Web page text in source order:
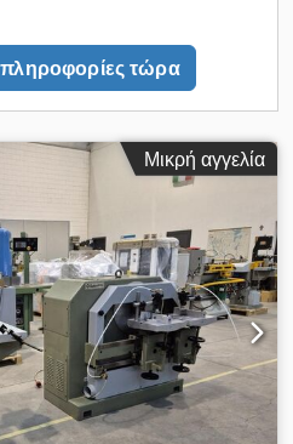
τώρα
Μικρή αγγελία